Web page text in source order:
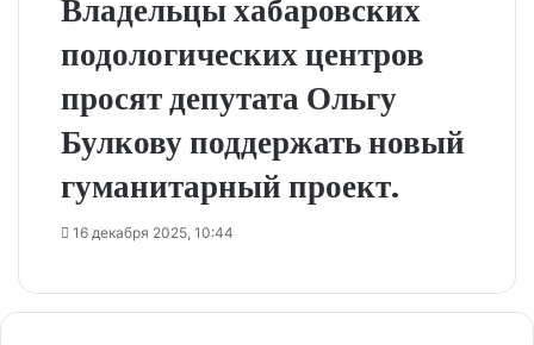
Владельцы хабаровских
подологических центров
просят депутата Ольгу
Булкову поддержать новый
гуманитарный проект.
16 декабря 2025, 10:44